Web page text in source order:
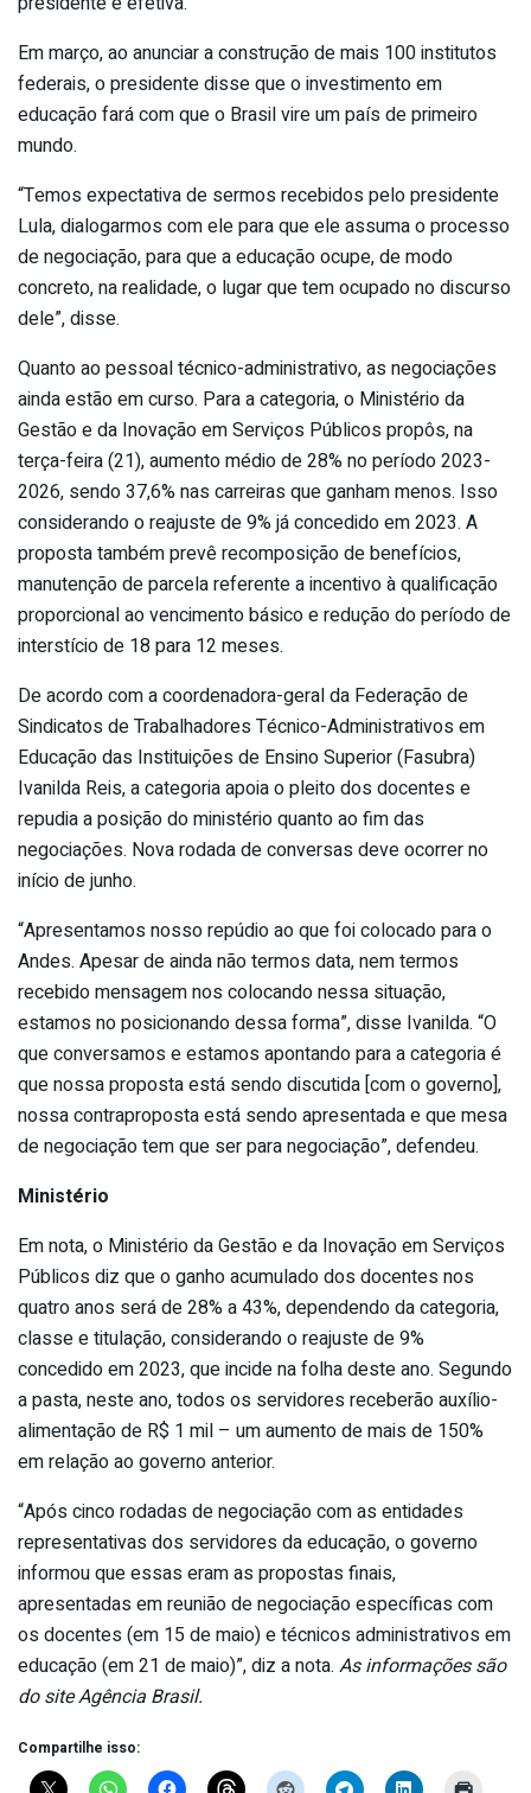
Em março, ao anunciar a construção de mais 100 institutos
federais, o presidente disse que o investimento em
educação fará com que o Brasil vire um país de primeiro
mundo.
“Temos expectativa de sermos recebidos pelo presidente
Lula, dialogarmos com ele para que ele assuma o processo
de negociação, para que a educação ocupe, de modo
concreto, na realidade, o lugar que tem ocupado no discurso
dele”, disse.
Quanto ao pessoal técnico-administrativo, as negociações
ainda estão em curso. Para a categoria, o Ministério da
Gestão e da Inovação em Serviços Públicos propôs, na
terça-feira (21), aumento médio de 28% no período 2023-
2026, sendo 37,6% nas carreiras que ganham menos. Isso
considerando o reajuste de 9% já concedido em 2023. A
proposta também prevê recomposição de benefícios,
manutenção de parcela referente a incentivo à qualificação
proporcional ao vencimento básico e redução do período de
interstício de 18 para 12 meses.
De acordo com a coordenadora-geral da Federação de
Sindicatos de Trabalhadores Técnico-Administrativos em
Educação das Instituições de Ensino Superior (Fasubra)
Ivanilda Reis, a categoria apoia o pleito dos docentes e
repudia a posição do ministério quanto ao fim das
negociações. Nova rodada de conversas deve ocorrer no
início de junho.
“Apresentamos nosso repúdio ao que foi colocado para o
Andes. Apesar de ainda não termos data, nem termos
recebido mensagem nos colocando nessa situação,
estamos no posicionando dessa forma”, disse Ivanilda. “O
que conversamos e estamos apontando para a categoria é
que nossa proposta está sendo discutida [com o governo],
nossa contraproposta está sendo apresentada e que mesa
de negociação tem que ser para negociação”, defendeu.
Ministério
Em nota, o Ministério da Gestão e da Inovação em Serviços
Públicos diz que o ganho acumulado dos docentes nos
quatro anos será de 28% a 43%, dependendo da categoria,
classe e titulação, considerando o reajuste de 9%
concedido em 2023, que incide na folha deste ano. Segundo
a pasta, neste ano, todos os servidores receberão auxílio-
alimentação de R$ 1 mil – um aumento de mais de 150%
em relação ao governo anterior.
“Após cinco rodadas de negociação com as entidades
representativas dos servidores da educação, o governo
informou que essas eram as propostas finais,
apresentadas em reunião de negociação específicas com
os docentes (em 15 de maio) e técnicos administrativos em
educação (em 21 de maio)”, diz a nota. As informações são
do site Agência Brasil.
Compartilhe isso: